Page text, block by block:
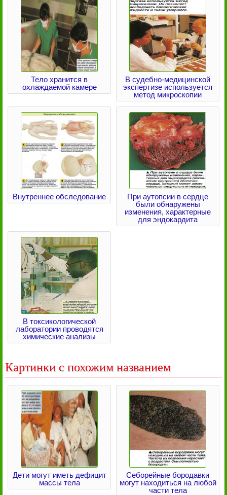
Тело хранится в
охлаждаемой камере
В судебно-медицинской
экспертизе используется
метод микроскопии
Внутреннее обследование
При аутопсии в сердце
были обнаружены
изменения, характерные
для эндокардита
В токсикологической
лаборатории проводятся
химические анализы
Картинки с похожим названием
Дети могут иметь дефицит
массы тела
Себорейные бородавки
могут находиться на любой
части тела